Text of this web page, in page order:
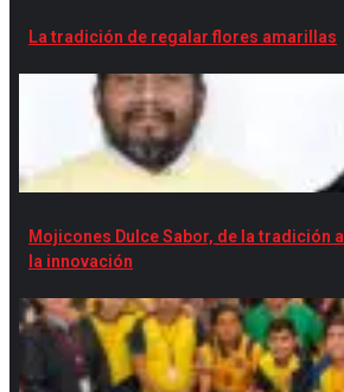
La tradición de regalar flores amarillas
Mojicones Dulce Sabor, de la tradición a
la innovación